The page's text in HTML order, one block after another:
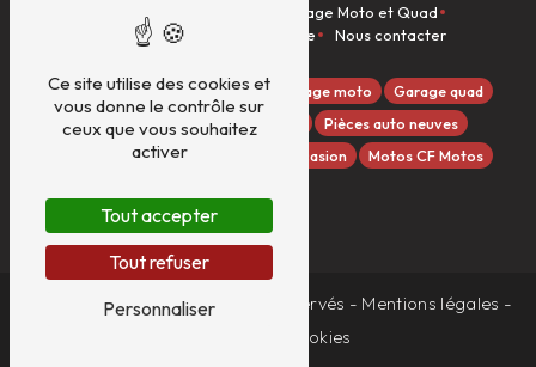
Garage Moto et Quad
Dieseliste
Véhicules à la vente Nous contacter
Quads GOES Garage auto Garage moto
Garage quad
Dieseliste
Entretien véhicules
Pièces auto neuves
Pièces moto/quad
Véhicules d'occasion Motos CF Motos
Vistalid- 2026 - Tous droits réservés - Mentions légales -
Gestion des cookies
Ce site utilise des cookies et
vous donne le contrôle sur
ceux que vous souhaitez
activer
Tout accepter
Tout refuser
Personnaliser